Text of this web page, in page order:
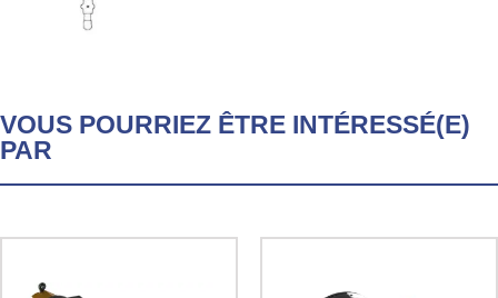
VOUS POURRIEZ ÊTRE INTÉRESSÉ(E)
PAR